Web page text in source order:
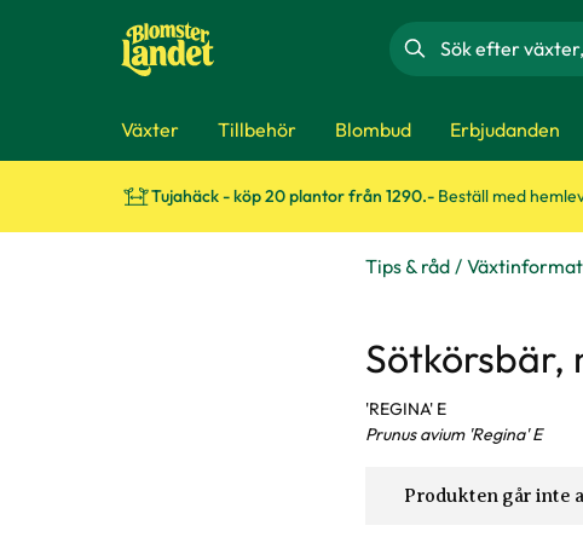
Sök
Växter Tillbehör Blombud Erbjudanden
Tujahäck - köp 20 plantor från 1290.- Beställ med
Tips & råd
Sötkörsbär,
'REGINA' E
Prunus avium 'Regina' E
Produkten går inte